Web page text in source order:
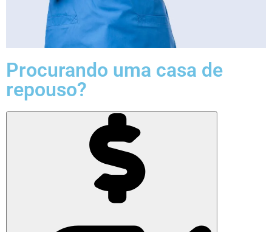
Procurando uma casa de
repouso?